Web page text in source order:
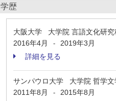
学歴
大阪大学 大学院 言語文化研
2016年4月
-
2019年3月
詳細を見る
サンパウロ大学 大学院 哲学
2011年8月
-
2015年8月